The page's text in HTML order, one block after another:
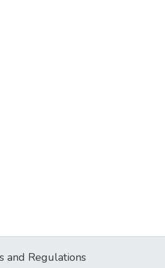
and Regulations